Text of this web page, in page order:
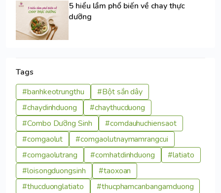
5 hiểu lầm phổ biến về chay thực
dưỡng
Tags
#banhkeotrungthu
#Bột sắn dây
#chaydinhduong
#chaythucduong
#Combo Dưỡng Sinh
#comdauhuchiensaot
#comgaolut
#comgaolutnaymamrangcui
#comgaolutrang
#comhatdinhduong
#latiato
#loisongduongsinh
#taoxoan
#thucduonglatiato
#thucphamcanbangamduong